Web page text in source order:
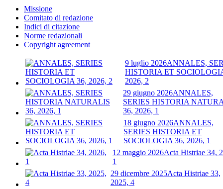
Missione
Comitato di redazione
Indici di citazione
Norme redazionali
Copyright agreement
9 luglio 2026ANNALES,
HISTORIA ET
2026, 2
29 giugno 2026ANNALES,
SERIES HISTORIA
36, 2026, 1
18 giugno 2026ANNALES,
SERIES HISTORIA ET
SOCIOLOGIA 36, 2026, 1
12 maggio 2026Acta Histriae 34,
1
29 dicembre 2025Acta Histriae 33,
2025, 4